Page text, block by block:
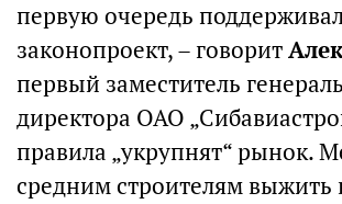
первую очередь
законопроект, – говорит
первый заместитель
директора ОАО
правила „укрупнят“ рынок.
средним строителям выжить